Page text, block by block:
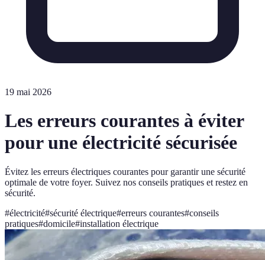
19 mai 2026
Les erreurs courantes à éviter
pour une électricité sécurisée
Évitez les erreurs électriques courantes pour garantir une sécurité
optimale de votre foyer. Suivez nos conseils pratiques et restez en
sécurité.
#électricité#sécurité électrique#erreurs courantes#conseils
pratiques#domicile#installation électrique